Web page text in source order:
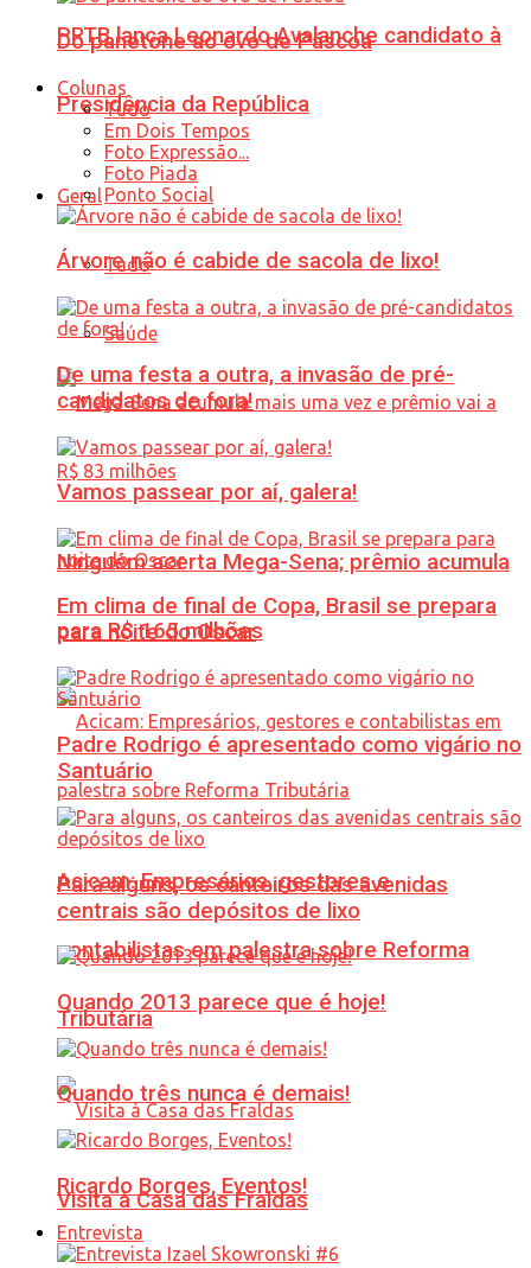
PRTB lança Leonardo Avalanche candidato à
Presidência da República
Geral
Tudo
Saúde
Ninguém acerta Mega-Sena; prêmio acumula
para R$ 165 milhões
Acicam: Empresários, gestores e
contabilistas em palestra sobre Reforma
Tributária
Visita à Casa das Fraldas
Do panetone ao ovo de Páscoa
Colunas
Tudo
Em Dois Tempos
Foto Expressão...
Foto Piada
Ponto Social
Árvore não é cabide de sacola de lixo!
De uma festa a outra, a invasão de pré-
candidatos de fora!
Vamos passear por aí, galera!
Em clima de final de Copa, Brasil se prepara
para noite do Oscar
Padre Rodrigo é apresentado como vigário no
Santuário
Para alguns, os canteiros das avenidas
centrais são depósitos de lixo
Quando 2013 parece que é hoje!
Quando três nunca é demais!
Ricardo Borges, Eventos!
Entrevista